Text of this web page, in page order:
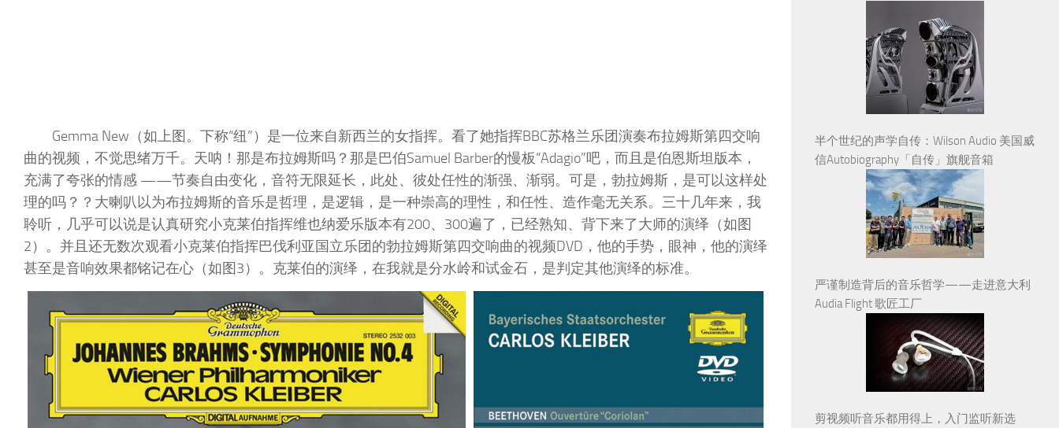
Gemma New（如上图。下称“纽”）是一位来自新西兰的女指挥。看了她指挥BBC苏格兰乐团演奏布拉姆斯第四交响
曲的视频，不觉思绪万千。天呐！那是布拉姆斯吗？那是巴伯Samuel Barber的慢板“Adagio”吧，而且是伯恩斯坦版本，
充满了夸张的情感 ——节奏自由变化，音符无限延长，此处、彼处任性的渐强、渐弱。可是，勃拉姆斯，是可以这样处
理的吗？？大喇叭以为布拉姆斯的音乐是哲理，是逻辑，是一种崇高的理性，和任性、造作毫无关系。三十几年来，我
聆听，几乎可以说是认真研究小克莱伯指挥维也纳爱乐版本有200、300遍了，已经熟知、背下来了大师的演绎（如图
2）。并且还无数次观看小克莱伯指挥巴伐利亚国立乐团的勃拉姆斯第四交响曲的视频DVD，他的手势，眼神，他的演绎
甚至是音响效果都铭记在心（如图3）。克莱伯的演绎，在我就是分水岭和试金石，是判定其他演绎的标准。
半个世纪的声学自传：Wilson Audio 美国威
信Autobiography「自传」旗舰音箱
严谨制造背后的音乐哲学——走进意大利
Audia Flight 歌匠工厂
剪视频听音乐都用得上，入门监听新选